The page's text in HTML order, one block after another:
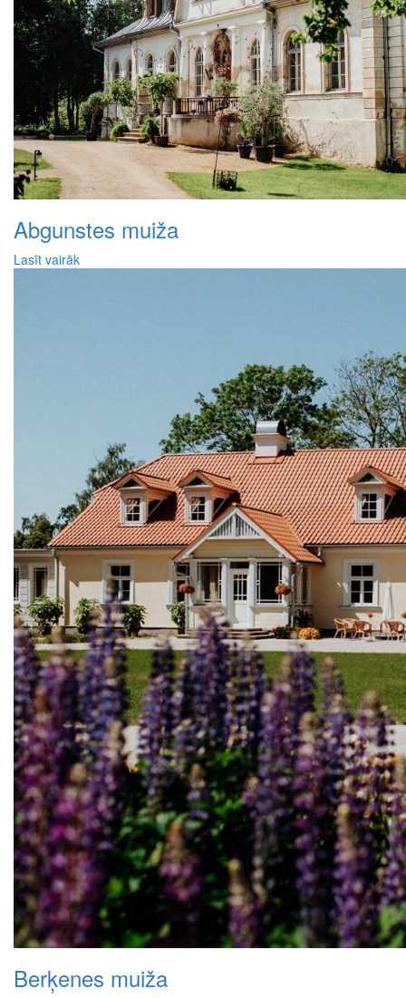
Abgunstes muiža
Lasīt vairāk
Berķenes muiža